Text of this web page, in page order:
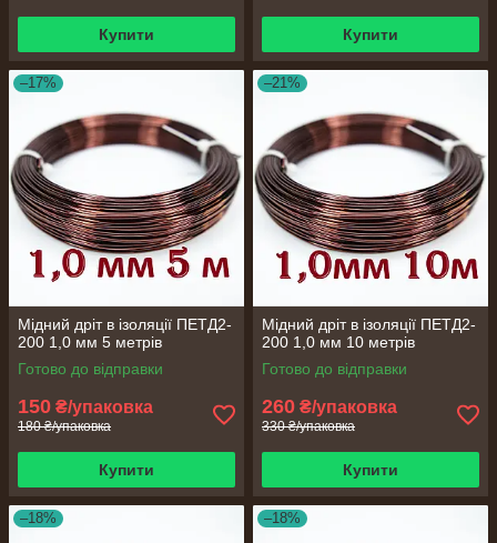
Купити Купити
–17%
Мідний дріт в ізоляції ПЕТД2-
200 1,0 мм 5 метрів
Готово до відправки
150 ₴/упаковка
180 ₴/упаковка
Купити
–21%
Мідний дріт в ізоляції ПЕТД2-
200 1,0 мм 10 метрів
Готово до відправки
260 ₴/упаковка
330 ₴/упаковка
Купити
–18% –18%